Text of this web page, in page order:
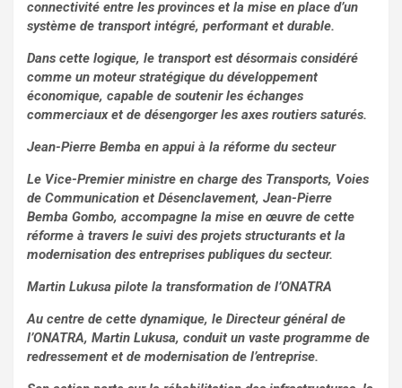
connectivité entre les provinces et la mise en place d’un
système de transport intégré, performant et durable.
Dans cette logique, le transport est désormais considéré
comme un moteur stratégique du développement
économique, capable de soutenir les échanges
commerciaux et de désengorger les axes routiers saturés.
Jean-Pierre Bemba en appui à la réforme du secteur
Le Vice-Premier ministre en charge des Transports, Voies
de Communication et Désenclavement, Jean-Pierre
Bemba Gombo, accompagne la mise en œuvre de cette
réforme à travers le suivi des projets structurants et la
modernisation des entreprises publiques du secteur.
Martin Lukusa pilote la transformation de l’ONATRA
Au centre de cette dynamique, le Directeur général de
l’ONATRA, Martin Lukusa, conduit un vaste programme de
redressement et de modernisation de l’entreprise.